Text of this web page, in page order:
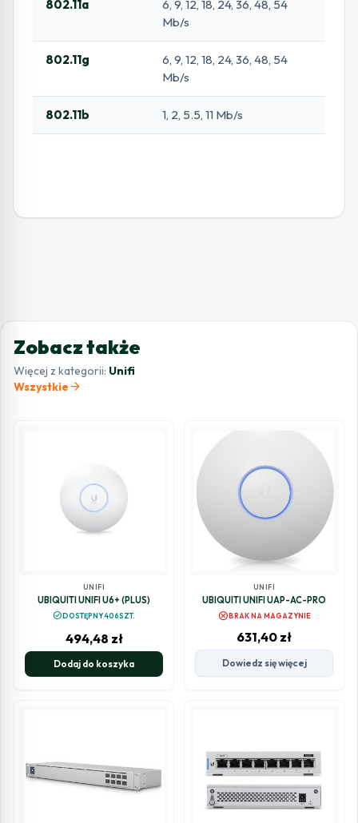
802.11a
6, 9, 12, 18, 24, 36, 48, 54
Mb/s
802.11g
6, 9, 12, 18, 24, 36, 48, 54
Mb/s
802.11b 1, 2, 5.5, 11 Mb/s
Zobacz także
Więcej z kategorii: Unifi
Wszystkie arrow_forward
UNIFI
UBIQUITI UNIFI U6+ (PLUS)
check_circleDOSTĘPNY 406SZT.
494,48 zł
Dodaj do koszyka
UNIFI
UBIQUITI UNIFI UAP-AC-PRO
cancelBRAK NA MAGAZYNIE
631,40 zł
Dowiedz się więcej